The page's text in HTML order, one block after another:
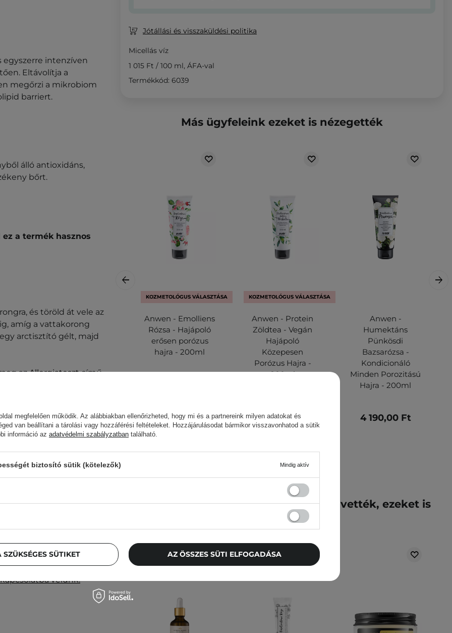
egyszerre intenzíven
Eltávolítja a
megőrzi a mikrobiom
barriert.
álló antioxidáns,
bőrt.
a termék hasznos
és töröld át vele az
amíg a vattakorong
arctisztító gélt, majd
azAllergiatesztcímű
abba a termék
tárolja. A szállítás
a termék stabilitását
információkat
velünk.
Jótállási és visszaküldési politika
Micellás víz
1 015 Ft / 100 ml, ÁFA-val
Termékkód: 6039
Más ügyfeleink ezeket is nézegették
KOZMETOLÓGUS VÁLASZTÁSA
Anwen - Emolliens
Rózsa - Hajápoló
erősen porózus
hajra - 200ml
2 360,00 Ft
KOZMETOLÓGUS VÁLASZTÁSA
Anwen - Protein
Zöldtea - Vegán
Hajápoló
Közepesen
Porózus Hajra -
200ml
2 756,00 Ft
Anwen -
Humektáns
Pünkösdi
Bazsarózsa -
Kondicionáló
Minden Porozitású
Hajra - 200ml
4 190,00 Ft
Az ügyfelek, akik ezt a terméket megvették, ezeket is
vették meg
megfelelően működik. Az alábbiakban ellenőrizheted, hogy mi és a partnereink milyen adatokat és
van beállítani a tárolási vagy hozzáférési feltételeket. Hozzájárulásodat bármikor visszavonhatod a sütik
információ az adatvédelmi szabályzatban található.
biztosító sütik (kötelezők) Mindig aktív
SÜTIKET AZ ÖSSZES SÜTI ELFOGADÁSA